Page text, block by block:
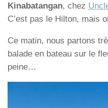
Kinabatangan, chez
C’est pas le Hilton, mais
Ce matin, nous partons
balade en bateau sur le
peine…